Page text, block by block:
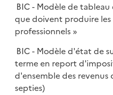
BIC - Modèle de
que doivent produire les
professionnels »
BIC - Modèle d'état de
terme en report
d'ensemble des revenus
septies)